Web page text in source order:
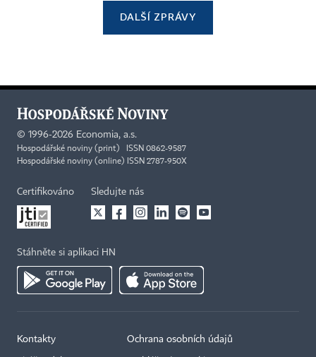
DALŠÍ ZPRÁVY
© 1996-2026 Economia, a.s.
Hospodářské noviny (print) ISSN 0862-9587
Hospodářské noviny (online) ISSN 2787-950X
Certifikováno Sledujte nás
Stáhněte si aplikaci HN
Kontakty Ochrana osobních údajů